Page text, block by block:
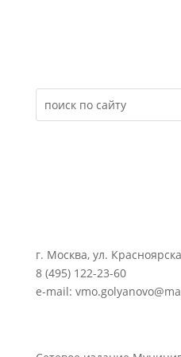
г. Москва, ул.
8 (495) 122-23-60
e-mail: